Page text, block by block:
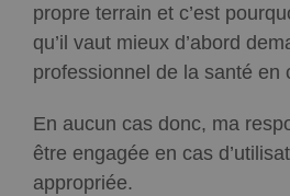
propre terrain et c’est
qu’il vaut mieux d’abord
professionnel de la santé en
En aucun cas donc, ma
être engagée en cas
appropriée.